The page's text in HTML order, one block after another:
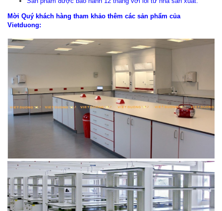
Mời Quý khách hàng tham khảo thêm các sản phẩm của
Vietduong: